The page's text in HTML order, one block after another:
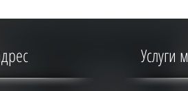
Услуги